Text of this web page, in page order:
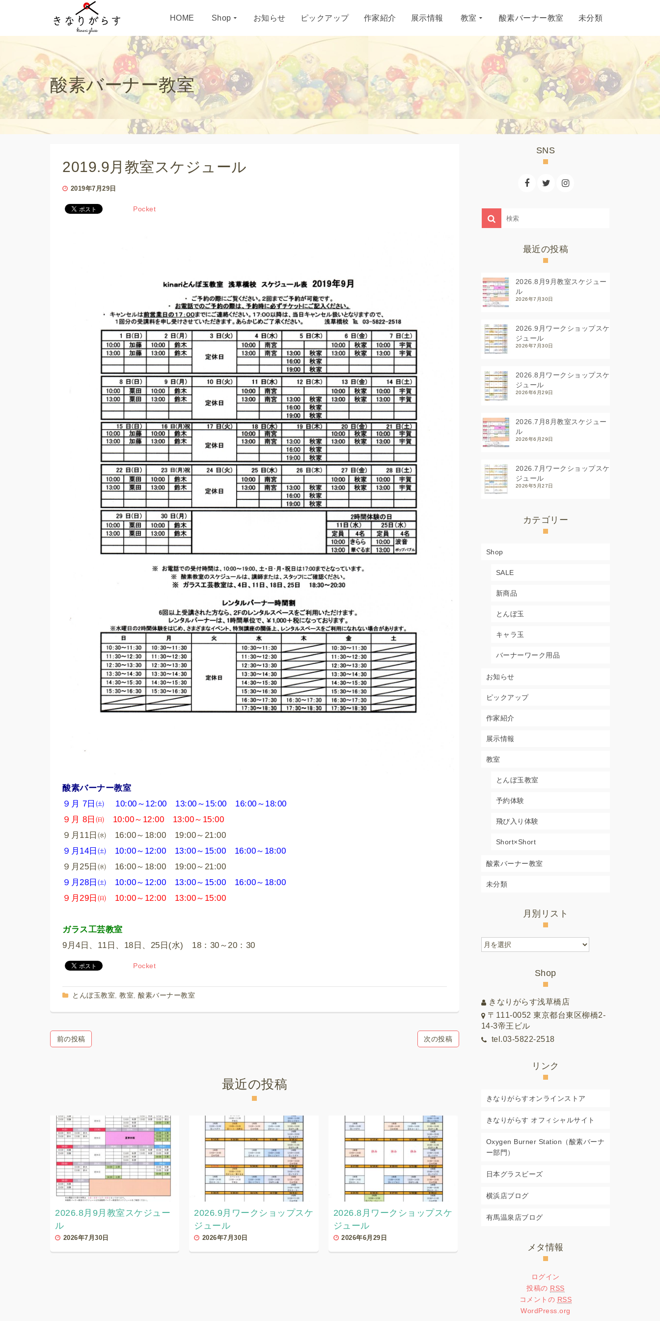
HOME Shop お知らせ ピックアップ 作家紹介 展示情報 教室 酸素バーナー教室 未分類
酸素バーナー教室
2019.9月教室スケジュール
2019年7月29日
Pocket
酸素バーナー教室
９月 7日㈯ 10:00～12:00 13:00～15:00 16:00～18:00
９月 8日㈰ 10:00～12:00 13:00～15:00
９月11日㈬ 16:00～18:00 19:00～21:00
９月14日㈯ 10:00～12:00 13:00～15:00 16:00～18:00
９月25日㈬ 16:00～18:00 19:00～21:00
９月28日㈯ 10:00～12:00 13:00～15:00 16:00～18:00
９月29日㈰ 10:00～12:00 13:00～15:00
ガラス工芸教室
9月4日、11日、18日、25日(水) 18：30～20：30
Pocket
とんぼ玉教室, 教室, 酸素バーナー教室
前の投稿 次の投稿
最近の投稿
2026.8月9月教室スケジュー
ル
2026年7月30日
2026.9月ワークショップスケ
ジュール
2026年7月30日
2026.8月ワークショップスケ
ジュール
2026年6月29日
2026.7月8月教室スケジュー
SNS
最近の投稿
2026.8月9月教室スケジュー
ル
2026年7月30日
2026.9月ワークショップスケ
ジュール
2026年7月30日
2026.8月ワークショップスケ
ジュール
2026年6月29日
2026.7月8月教室スケジュー
ル
2026年6月29日
2026.7月ワークショップスケ
ジュール
2026年5月27日
カテゴリー
Shop
SALE
新商品
とんぼ玉
キャラ玉
バーナーワーク用品
お知らせ
ピックアップ
作家紹介
展示情報
教室
とんぼ玉教室
予約体験
飛び入り体験
Short×Short
酸素バーナー教室
未分類
月別リスト
月
別
Shop
きなりがらす浅草橋店
〒111-0052 東京都台東区柳橋2-
14-3帝王ビル
tel.03-5822-2518
リンク
きなりがらすオンラインストア
きなりがらす オフィシャルサイト
Oxygen Burner Station（酸素バーナ
ー部門）
日本グラスビーズ
横浜店ブログ
有馬温泉店ブログ
メタ情報
ログイン
投稿の RSS
コメントの RSS
WordPress.org